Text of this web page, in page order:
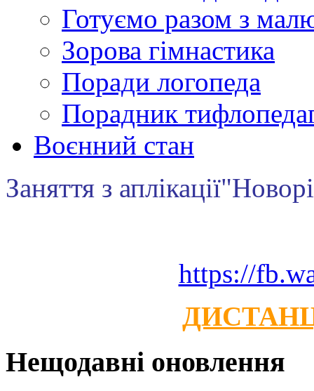
Готуємо разом з
Зорова гімнастика
Поради логопеда
Порадник
Воєнний стан
Заняття з
https://
Нещодавні оновлення